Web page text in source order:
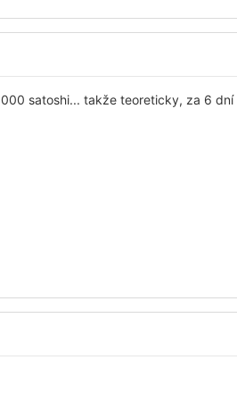
satoshi... takže teoreticky, za 6